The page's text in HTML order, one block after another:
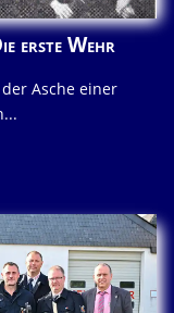
erste Wehr
Asche einer